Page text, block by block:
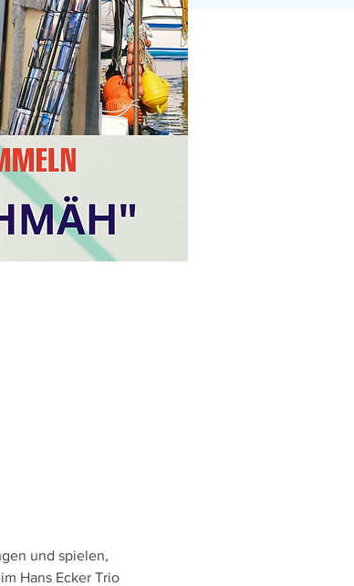
und spielen,
Hans Ecker Trio